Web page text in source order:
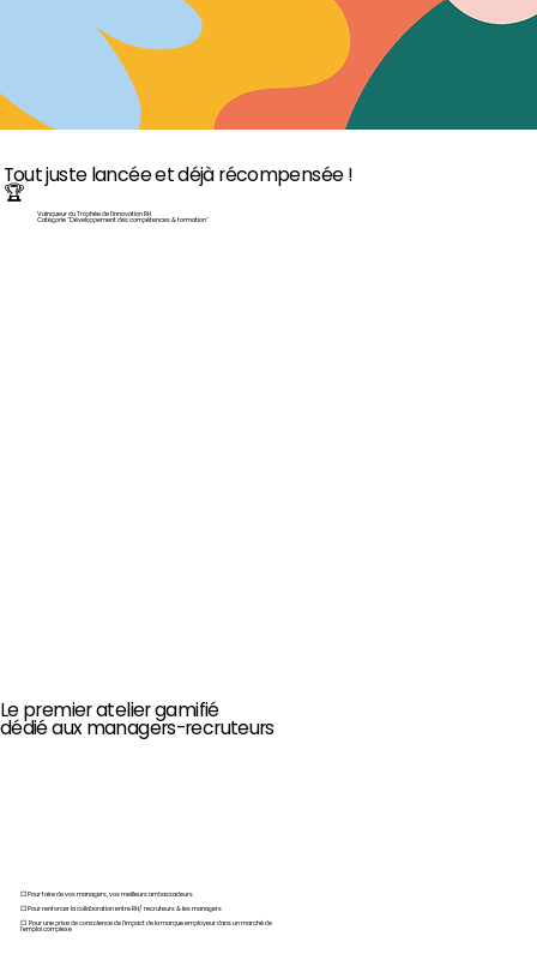
Tout juste lancée et déjà récompensée !
🏆
Vainqueur du Trophée de l'innovation RH
Catégorie "Développement des compétences & formation"
Le premier atelier gamifié
dédié aux managers-recruteurs
💥 Pour faire de vos managers, vos meilleurs ambassadeurs
💥 Pour renforcer la collaboration entre RH/ recruteurs & les managers
💥 Pour une prise de conscience de l'impact de la marque employeur dans un marché de
l'emploi complexe